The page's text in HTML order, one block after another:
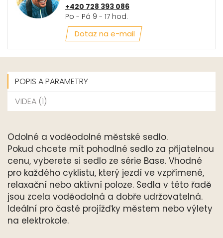
+420 728 393 086
Po - Pá 9 - 17 hod.
Dotaz na e-mail
POPIS A PARAMETRY
VIDEA (1)
Odolné a voděodolné městské sedlo.
Pokud chcete mít pohodlné sedlo za přijatelnou
cenu, vyberete si sedlo ze série Base. Vhodné
pro každého cyklistu, který jezdí ve vzpřímené,
relaxační nebo aktivní poloze. Sedla v této řadě
jsou zcela voděodolná a dobře udržovatelná.
Ideální pro časté projížďky městem nebo výlety
na elektrokole.